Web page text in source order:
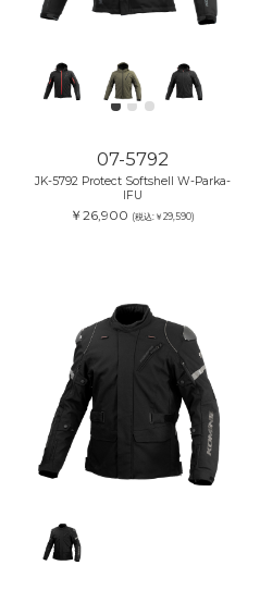
07-5792
JK-5792 Protect Softshell W-Parka-
IFU
￥26,900 (税込:￥29,590)